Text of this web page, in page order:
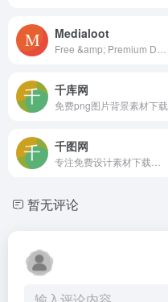
Medialoot
千库网
免费png图片背景素材下载
千图网
暂无评论